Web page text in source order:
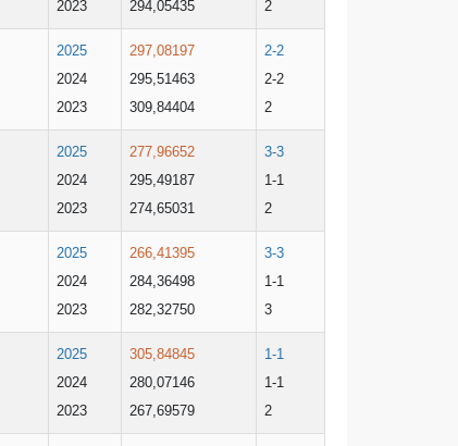
2023
294,05435
2
2025
2024
2023
297,08197
295,51463
309,84404
2-2
2-2
2
2025
2024
2023
277,96652
295,49187
274,65031
3-3
1-1
2
2025
2024
2023
266,41395
284,36498
282,32750
3-3
1-1
3
2025
2024
2023
305,84845
280,07146
267,69579
1-1
1-1
2